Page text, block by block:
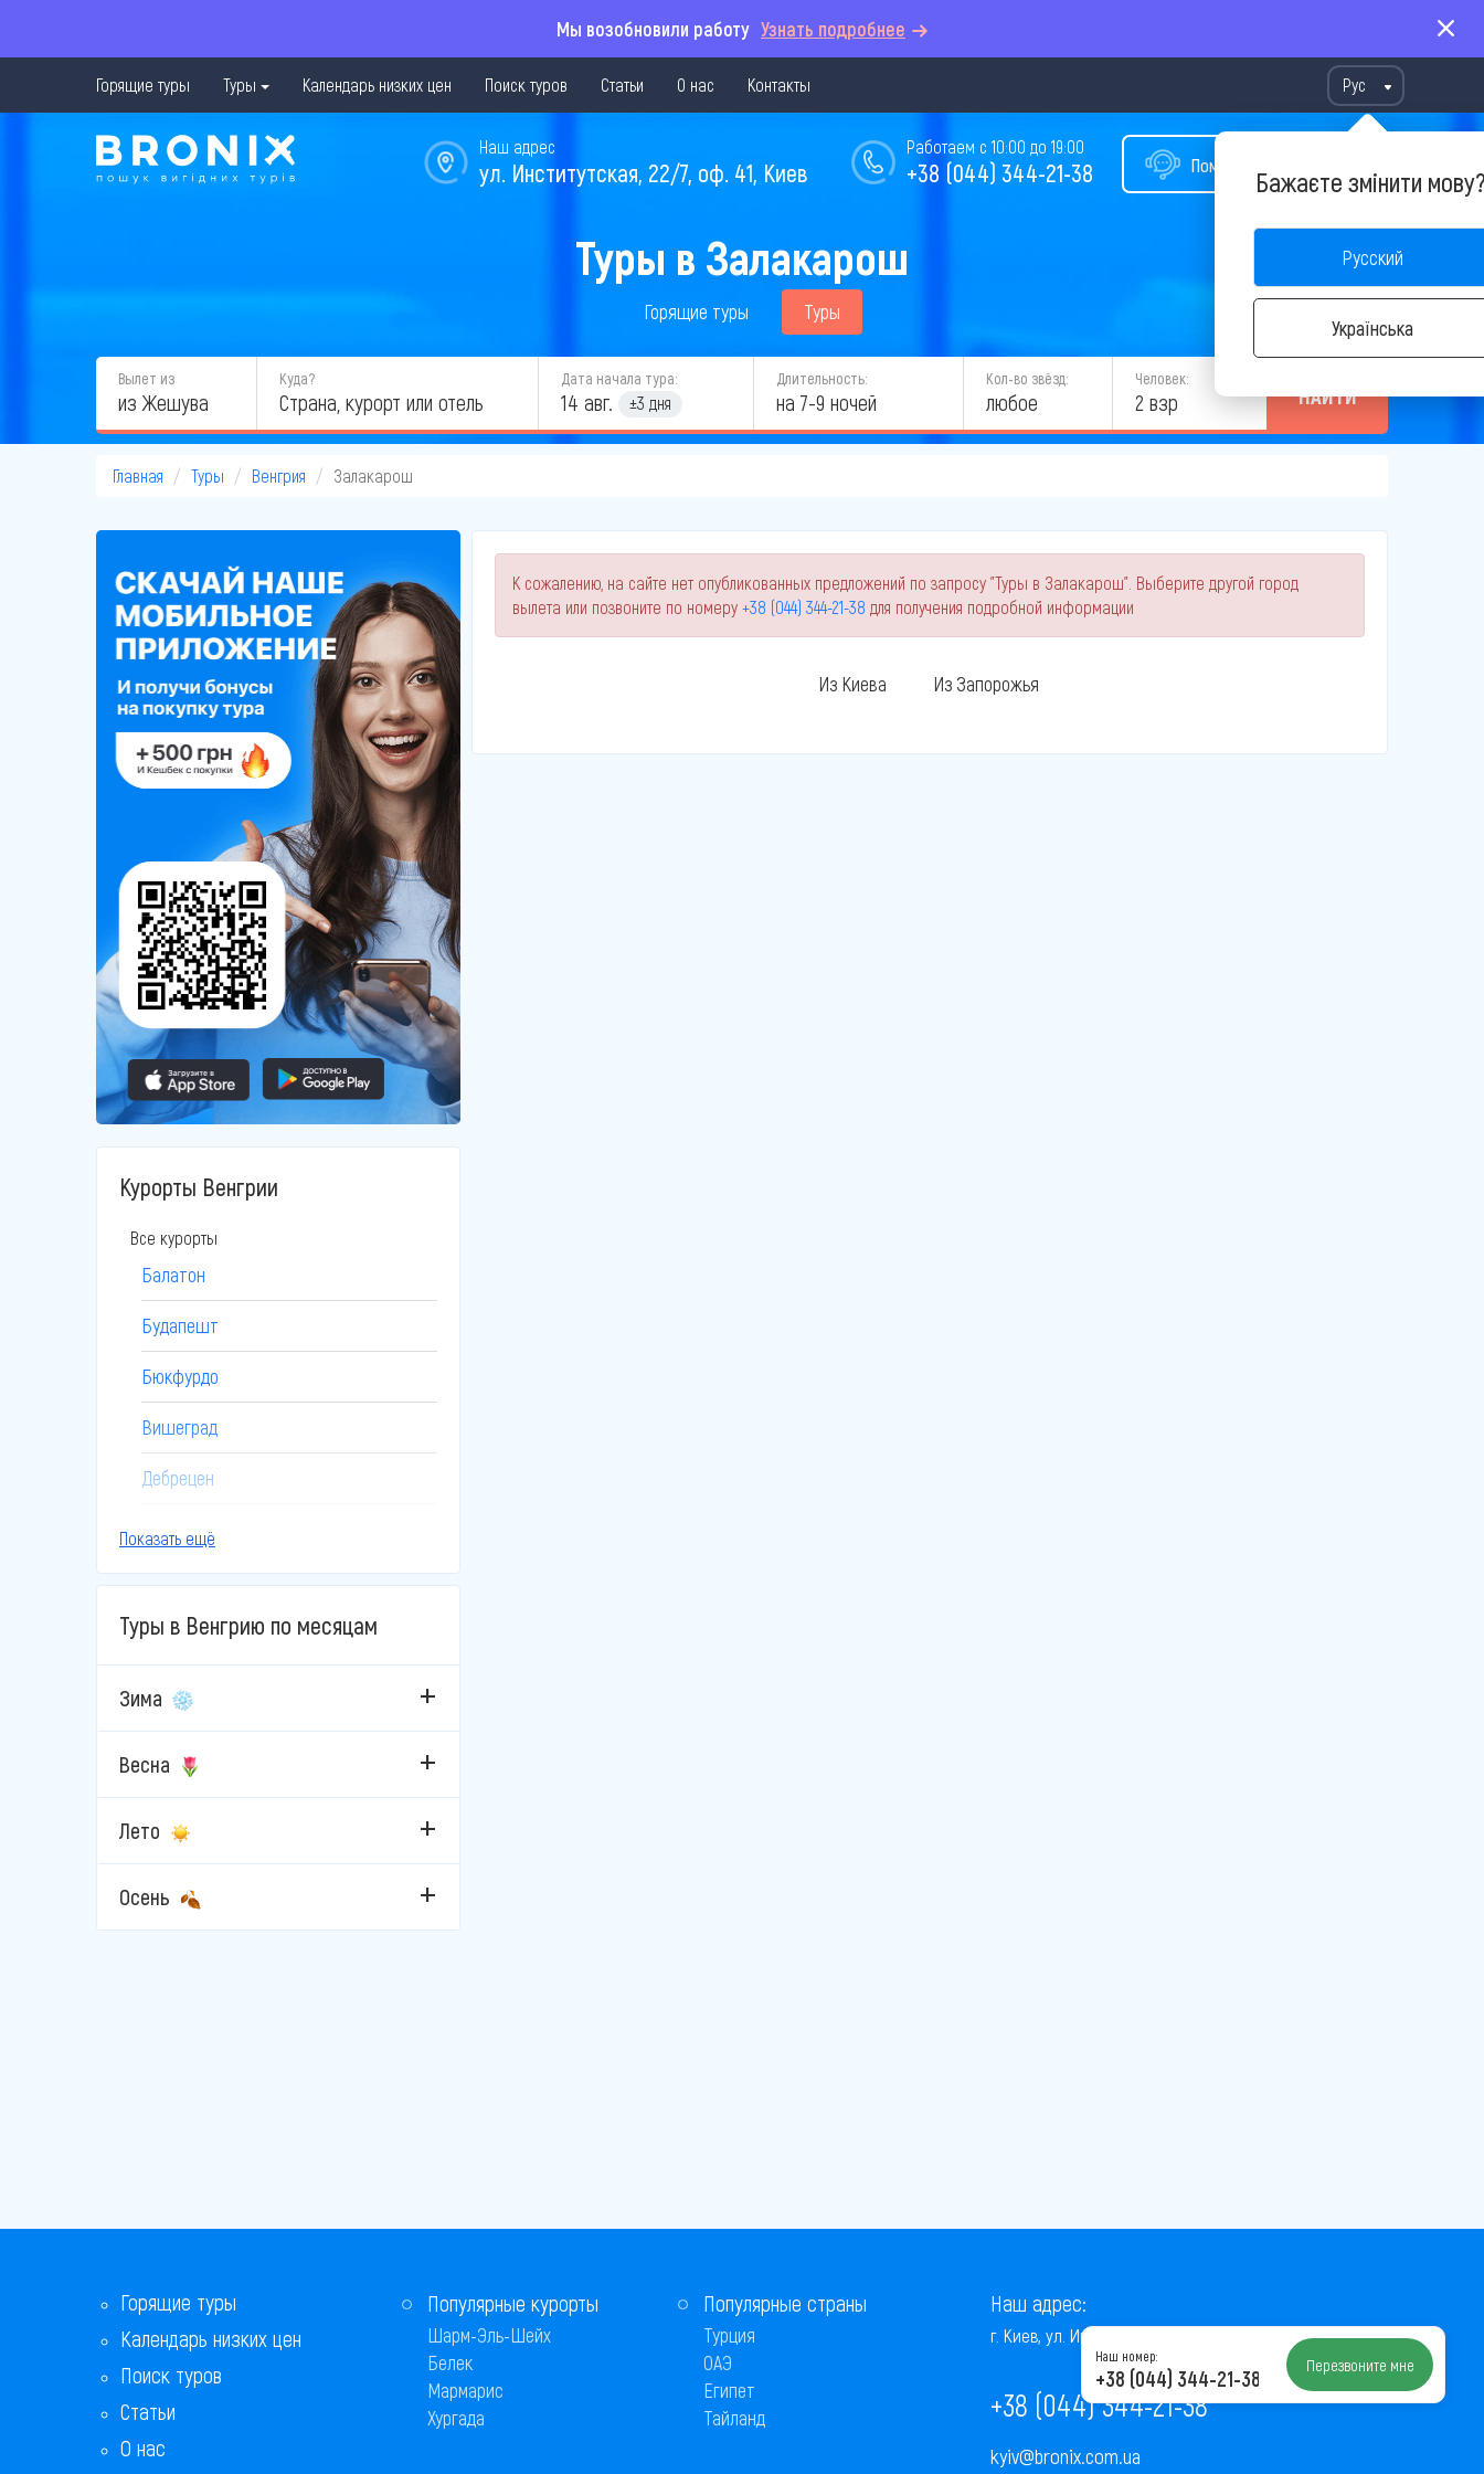
Мы возобновили работу Узнать подробнее
Горящие туры Туры Календарь низких цен Поиск туров Статьи О нас Контакты Рус
Бажаєте змінити
Русский
Українська
Помощь в подборе тура
Работаем с 10:00 до 19:00
+38 (044) 344-21-38
Наш адрес
ул. Институтская, 22/7, оф. 41, Киев
Туры в Залакарош
Горящие туры Туры
Вылет из
из Жешува
Куда? Дата начала тура:
14 авг. ±3 дня
Длительность:
на 7-9 ночей
Кол-во звёзд:
любое
Человек:
2 взр НАЙТИ
Главная Туры Венгрия Залакарош
Курорты Венгрии
Все курорты
Балатон
Будапешт
Бюкфурдо
Вишеград
Дебрецен
Дьюла
Залакарош
Лиллафюред
Мишкольц-Тапольца
Мошонмадьяровар
Ньиредьхаза
Орошхаза
Шарвар
Шопрон
Эгер
Показать ещё
Туры в Венгрию по месяцам
Зима
Весна
Лето
Осень
К сожалению, на сайте нет опубликованных предложений по запросу "Туры в Залакарош". Выберите другой город
вылета или позвоните по номеру +38 (044) 344-21-38 для получения подробной информации
Из Киева Из Запорожья
Горящие туры
Календарь низких цен
Поиск туров
Статьи
О нас
Популярные курорты
Шарм-Эль-Шейх
Белек
Мармарис
Хургада
Популярные страны
Турция
ОАЭ
Египет
Тайланд
Наш адрес:
г. Киев, ул. Институтская, 22/7, оф. 41
+38 (044) 344-21-38
kyiv@bronix.com.ua
Наш номер:
+38 (044) 344-21-38 Перезвоните мне